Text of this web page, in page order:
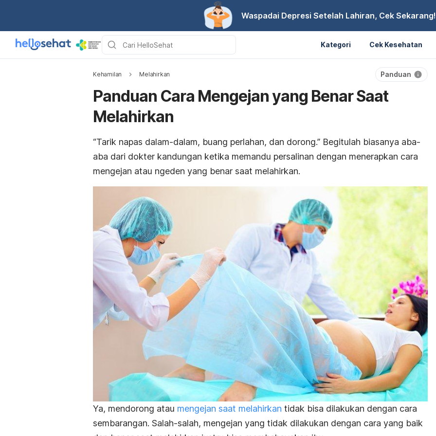
Waspadai Depresi Setelah Lahiran, Cek Sekarang!
Kategori Cek Kesehatan
Kehamilan Melahirkan Panduan
Panduan Cara Mengejan yang Benar Saat
Melahirkan
“Tarik napas dalam-dalam, buang perlahan, dan dorong.” Begitulah biasanya aba-
aba dari dokter kandungan ketika memandu persalinan dengan menerapkan cara
mengejan atau ngeden yang benar saat melahirkan.
Ya, mendorong atau mengejan saat melahirkan tidak bisa dilakukan dengan cara
sembarangan. Salah-salah, mengejan yang tidak dilakukan dengan cara yang baik